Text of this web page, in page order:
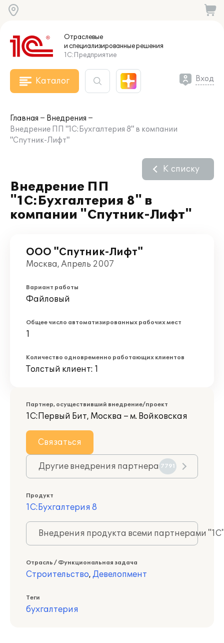
Отраслевые
и специализированныерешения
1С:Предприятие
Каталог Вход
Главная
Внедрения
Внедрение ПП "1С:Бухгалтерия 8" в компании
"Спутник-Лифт"
Внедрение ПП
"1С:Бухгалтерия 8" в
компании "Спутник-Лифт"
К списку
ООО "Спутник-Лифт"
Москва, Апрель 2007
Вариант работы
Файловый
Общее число автоматизированных рабочих мест
1
Количество одновременно работающих клиентов
Толстый клиент: 1
Партнер, осуществивший внедрение/проект
1С:Первый Бит, Москва – м. Войковская
Связаться
Другие внедрения партнера 7791
Продукт
1С:Бухгалтерия 8
Внедрения продукта всеми партнерами
Отрасль / Функциональная задача
Строительство, Девелопмент
Теги
бухгалтерия